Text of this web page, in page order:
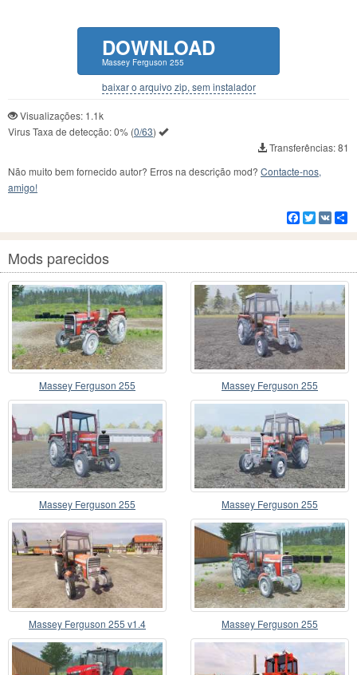
DOWNLOAD
Massey Ferguson 255
baixar o arquivo zip, sem instalador
Visualizações: 1.1k
Virus Taxa de detecção:0% (0/63)
Transferências: 81
Não muito bem fornecido autor? Erros na descrição mod? Contacte-nos,
amigo!
Facebook
Twitter
VK
Mods parecidos
Massey Ferguson 255 Massey Ferguson 255
Massey Ferguson 255 Massey Ferguson 255
Massey Ferguson 255 v1.4 Massey Ferguson 255